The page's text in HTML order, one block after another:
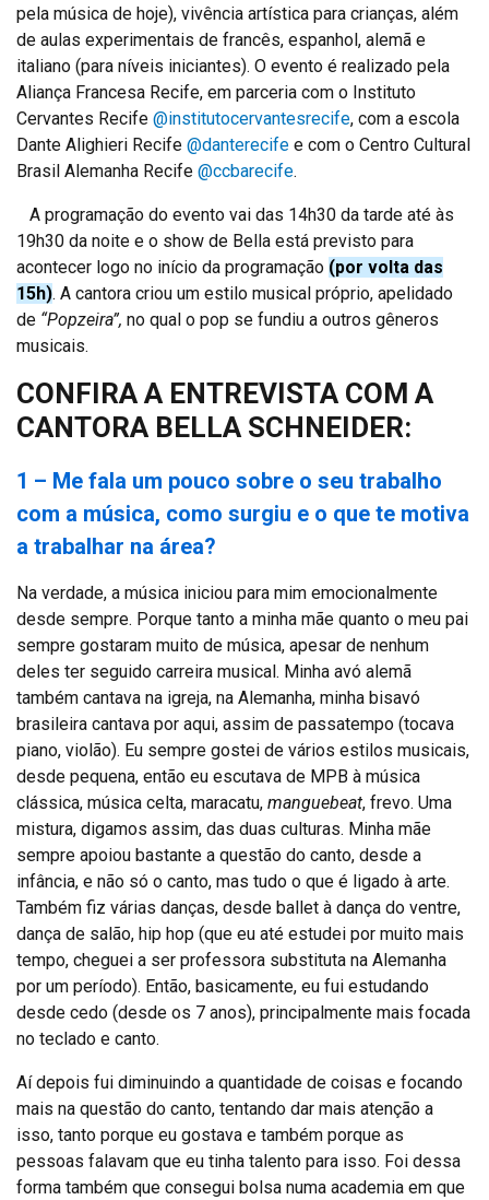
pela música de hoje), vivência artística para crianças, além
de aulas experimentais de francês, espanhol, alemã e
italiano (para níveis iniciantes). O evento é realizado pela
Aliança Francesa Recife, em parceria com o Instituto
Cervantes Recife @institutocervantesrecife, com a escola
Dante Alighieri Recife @danterecife e com o Centro Cultural
Brasil Alemanha Recife @ccbarecife.
A programação do evento vai das 14h30 da tarde até às
19h30 da noite e o show de Bella está previsto para
acontecer logo no início da programação (por volta das
15h). A cantora criou um estilo musical próprio, apelidado
de “Popzeira”, no qual o pop se fundiu a outros gêneros
musicais.
CONFIRA A ENTREVISTA COM A
CANTORA BELLA SCHNEIDER:
1 – Me fala um pouco sobre o seu trabalho
com a música, como surgiu e o que te motiva
a trabalhar na área?
Na verdade, a música iniciou para mim emocionalmente
desde sempre. Porque tanto a minha mãe quanto o meu pai
sempre gostaram muito de música, apesar de nenhum
deles ter seguido carreira musical. Minha avó alemã
também cantava na igreja, na Alemanha, minha bisavó
brasileira cantava por aqui, assim de passatempo (tocava
piano, violão). Eu sempre gostei de vários estilos musicais,
desde pequena, então eu escutava de MPB à música
clássica, música celta, maracatu, manguebeat, frevo. Uma
mistura, digamos assim, das duas culturas. Minha mãe
sempre apoiou bastante a questão do canto, desde a
infância, e não só o canto, mas tudo o que é ligado à arte.
Também fiz várias danças, desde ballet à dança do ventre,
dança de salão, hip hop (que eu até estudei por muito mais
tempo, cheguei a ser professora substituta na Alemanha
por um período). Então, basicamente, eu fui estudando
desde cedo (desde os 7 anos), principalmente mais focada
no teclado e canto.
Aí depois fui diminuindo a quantidade de coisas e focando
mais na questão do canto, tentando dar mais atenção a
isso, tanto porque eu gostava e também porque as
pessoas falavam que eu tinha talento para isso. Foi dessa
forma também que consegui bolsa numa academia em que